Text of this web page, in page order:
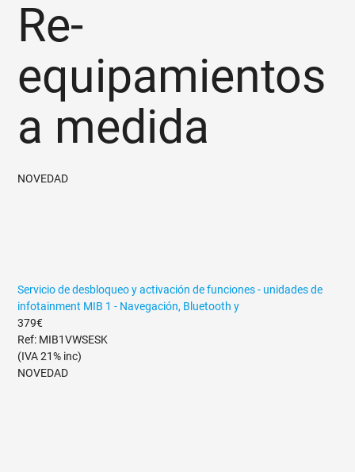
Re-
equipamientos
a medida
NOVEDAD
Servicio de desbloqueo y activación de funciones - unidades de
infotainment MIB 1 - Navegación, Bluetooth y
379€
Ref: MIB1VWSESK
(IVA 21% inc)
NOVEDAD